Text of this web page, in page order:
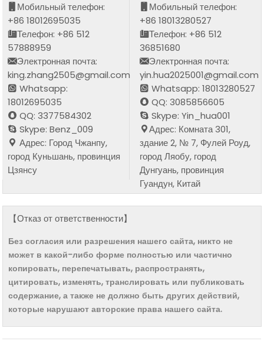
Мобильный телефон:
+86 18012695035
Телефон: +86 512
57888959
Электронная почта:
king.zhang2505@gmail.com
Whatsapp:
18012695035
QQ: 3377584302
Skype: Benz_009
Адрес: Город Чжанпу,
город Куньшань, провинция
Цзянсу
Мобильный телефон:
+86 18013280527
Телефон: +86 512
36851680
Электронная почта:
yin.hua2025001@gmail.com
Whatsapp: 18013280527
QQ: 3085856605
Skype: Yin_hua001
Адрес: Комната 301,
здание 2, № 7, Фулей Роуд,
город Ляобу, город
Дунгуань, провинция
Гуандун, Китай
【Отказ от ответственности】
Без согласия или разрешения нашего сайта, никто не
может в какой-либо форме полностью или частично
копировать, перепечатывать, распространять,
цитировать, изменять, транслировать или публиковать
содержание, а также не должно быть других действий,
которые нарушают авторские права нашего сайта.